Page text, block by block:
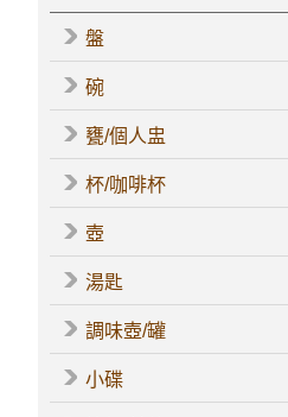
盤
碗
甕/個人盅
杯/咖啡杯
壺
湯匙
調味壺/罐
小碟